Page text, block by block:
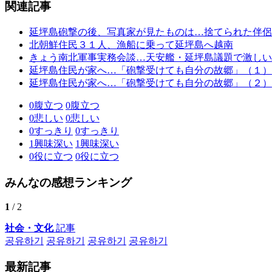
関連記事
延坪島砲撃の後、写真家が見たものは…捨てられた伴
北朝鮮住民３１人、漁船に乗って延坪島へ越南
きょう南北軍事実務会談…天安艦・延坪島議題で激し
延坪島住民が家へ…「砲撃受けても自分の故郷」（１）
延坪島住民が家へ…「砲撃受けても自分の故郷」（２）
0腹立つ 0腹立つ
0悲しい 0悲しい
0すっきり 0すっきり
1興味深い 1興味深い
0役に立つ 0役に立つ
みんなの感想ランキング
1 / 2
社会・文化記事
공유하기
공유하기 공유하기 공유하기
最新記事